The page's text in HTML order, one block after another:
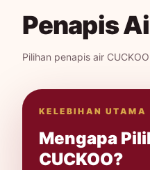
Penapis
Pilihan penapis air
KELEBIHAN UTAMA
Mengapa
CUCKOO?